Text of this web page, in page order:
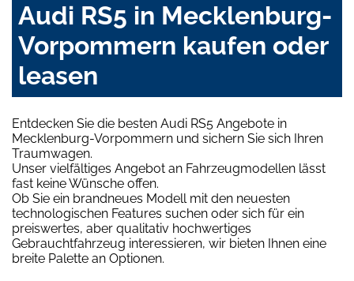
Audi RS5 in Mecklenburg-
Vorpommern kaufen oder
leasen
Entdecken Sie die besten Audi RS5 Angebote in
Mecklenburg-Vorpommern und sichern Sie sich Ihren
Traumwagen.
Unser vielfältiges Angebot an Fahrzeugmodellen lässt
fast keine Wünsche offen.
Ob Sie ein brandneues Modell mit den neuesten
technologischen Features suchen oder sich für ein
preiswertes, aber qualitativ hochwertiges
Gebrauchtfahrzeug interessieren, wir bieten Ihnen eine
breite Palette an Optionen.